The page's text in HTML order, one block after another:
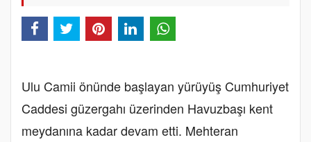
Ulu Camii önünde başlayan yürüyüş Cumhuriyet
Caddesi güzergahı üzerinden Havuzbaşı kent
meydanına kadar devam etti. Mehteran